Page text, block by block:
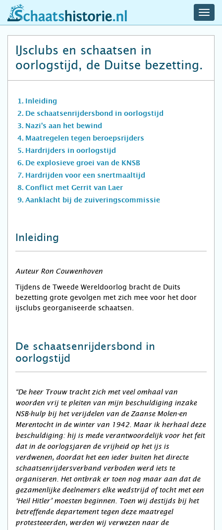
schaatshistorie.nl
IJsclubs en schaatsen in
oorlogstijd, de Duitse bezetting.
Inleiding
De schaatsenrijdersbond in oorlogstijd
Nazi's aan het bewind
Maatregelen tegen beroepsrijders
Hardrijders in oorlogstijd
De explosieve groei van de KNSB
Hardrijden voor een snertmaaltijd
Conflict met Gerrit van Laer
Aanklacht bij de zuiveringscommissie
Inleiding
Auteur Ron Couwenhoven
Tijdens de Tweede Wereldoorlog bracht de Duits
bezetting grote gevolgen met zich mee voor het door
ijsclubs georganiseerde schaatsen.
De schaatsenrijdersbond in
oorlogstijd
“De heer Trouw tracht zich met veel omhaal van
woorden vrij te pleiten van mijn beschuldiging inzake
NSB-hulp bij het verijdelen van de Zaanse Molen-en
Merentocht in de winter van 1942. Maar ik herhaal deze
beschuldiging: hij is mede verantwoordelijk voor het feit
dat in de oorlogsjaren de vrijheid op het ijs is
verdwenen, doordat het een ieder buiten het directe
schaatsenrijdersverband verboden werd iets te
organiseren. Het ontbrak er toen nog maar aan dat de
gezamenlijke deelnemers elke wedstrijd of tocht met een
‘Heil Hitler’ moesten beginnen. Toen wij destijds bij het
betreffende departement tegen deze maatregel
protesteeerden, werden wij verwezen naar de